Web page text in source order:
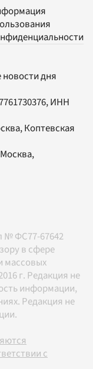
новости дня
ИНН
Коптевская
Москва,
№ ФС77-67642
в сфере
массовых
г. Редакция не
информации,
Редакция не
с